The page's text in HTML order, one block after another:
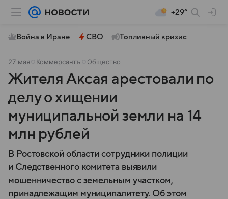
+29°
Война в Иране СВО Топливный кризис
27 мая Коммерсантъ Общество
Жителя Аксая арестовали по
делу о хищении
муниципальной земли на 14
млн рублей
В Ростовской области сотрудники полиции
и Следственного комитета выявили
мошенничество с земельным участком,
принадлежащим муниципалитету. Об этом